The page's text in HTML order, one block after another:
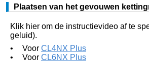
Plaatsen van het gevouwen
Klik hier om de instructievideo af te
geluid).
•
Voor CL4NX Plus
•
Voor CL6NX Plus